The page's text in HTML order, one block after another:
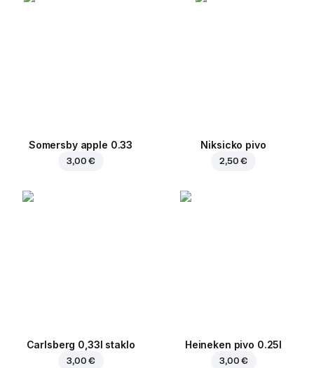
Somersby apple 0.33
3,00 €
Niksicko pivo
2,50 €
Carlsberg 0,33l staklo
3,00 €
Heineken pivo 0.25l
3,00 €